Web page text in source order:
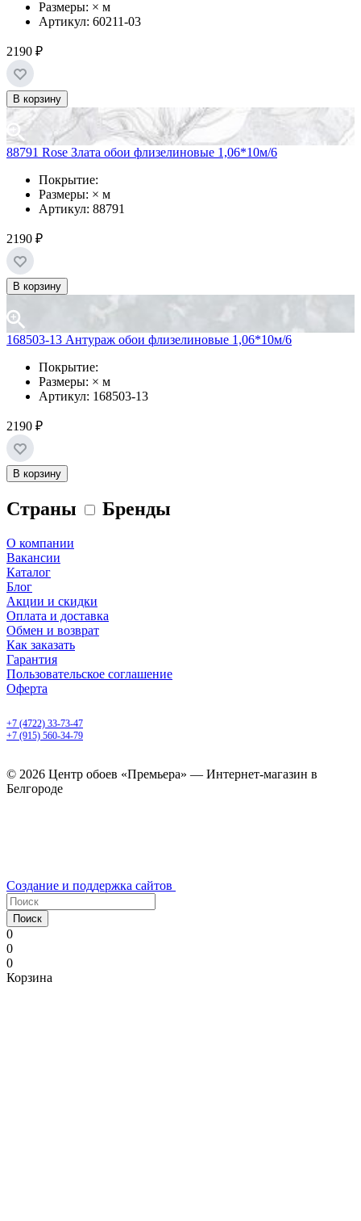
Размеры: × м
Артикул: 60211-03
2190 ₽
В корзину
88791 Rose Злата обои флизелиновые 1,06*10м/6
Покрытие:
Размеры: × м
Артикул: 88791
2190 ₽
В корзину
168503-13 Антураж обои флизелиновые 1,06*10м/6
Покрытие:
Размеры: × м
Артикул: 168503-13
2190 ₽
В корзину
Страны Бренды
О компании
Вакансии
Каталог
Блог
Акции и скидки
Оплата и доставка
Обмен и возврат
Как заказать
Гарантия
Пользовательское соглашение
Оферта
+7 (4722) 33-73-47
+7 (915) 560-34-79
© 2026 Центр обоев «Премьера» — Интернет-магазин в
Белгороде
Создание и поддержка сайтов
Поиск
0
0
0
Корзина